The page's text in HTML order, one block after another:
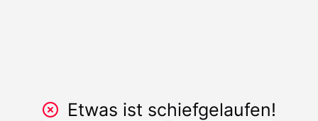
Etwas ist schiefgelaufen!